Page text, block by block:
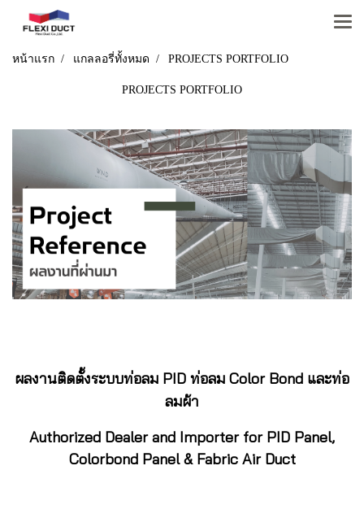
หน้าแรก แกลลอรี่ทั้งหมด PROJECTS PORTFOLIO
PROJECTS PORTFOLIO
ผลงานติดตั้งระบบท่อลม PID ท่อลม Color Bond และท่อ
ลมผ้า
Authorized Dealer and Importer for PID Panel,
Colorbond Panel & Fabric Air Duct